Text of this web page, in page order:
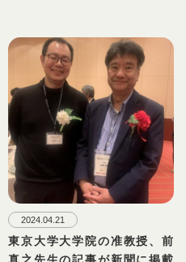
2024.04.21
東京大学大学院の准教授、前